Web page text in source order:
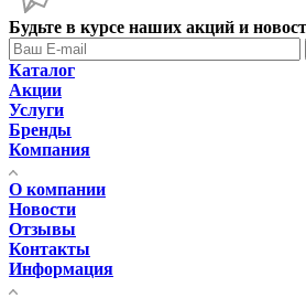
Будьте в курсе наших акций и
Каталог
Акции
Услуги
Бренды
Компания
О компании
Новости
Отзывы
Контакты
Информация